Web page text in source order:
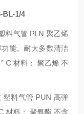
BL-1/4
料气管 PLN 聚乙烯
能。耐大多数清洁
C 材料： 聚乙烯 不
塑料气管 PUN 高弹
材料： 聚氨酯 不含